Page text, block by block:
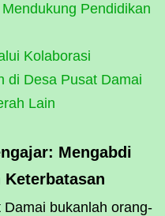
Pendidikan
Kolaborasi
di Desa Pusat Damai
Lain
Mengabdi
Keterbatasan
bukanlah orang-